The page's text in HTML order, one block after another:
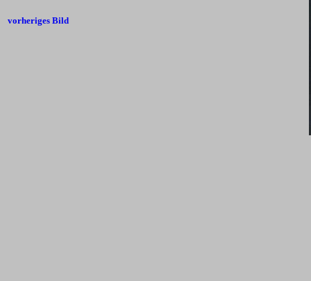
vorheriges Bild